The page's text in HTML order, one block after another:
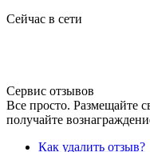
Сейчас в сети
Сервис отзывов
Все просто. Размещайте
получайте
Как удалить отзыв?